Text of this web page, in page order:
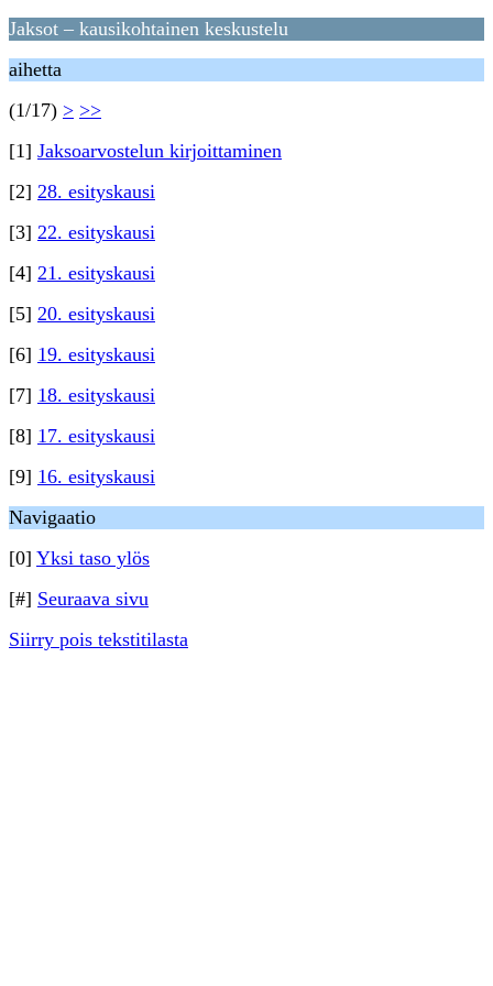
Jaksot – kausikohtainen keskustelu
aihetta
(1/17) > >>
[1] Jaksoarvostelun kirjoittaminen
[2] 28. esityskausi
[3] 22. esityskausi
[4] 21. esityskausi
[5] 20. esityskausi
[6] 19. esityskausi
[7] 18. esityskausi
[8] 17. esityskausi
[9] 16. esityskausi
Navigaatio
[0] Yksi taso ylös
[#] Seuraava sivu
Siirry pois tekstitilasta